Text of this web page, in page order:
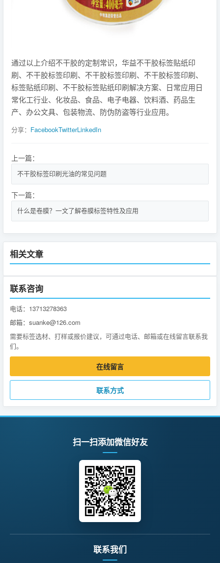
通过以上介绍不干胶的定制常识，华益不干胶标签贴纸印
刷、不干胶标签印刷、不干胶标签印刷、不干胶标签印刷、
标签贴纸印刷、不干胶标签贴纸印刷解决方案、日常应用日
常化工行业、化妆品、食品、电子电器、饮料酒、药品生
产、办公文具、包装物流、防伪防盗等行业应用。
分享： FacebookTwitterLinkedIn
上一篇：
不干胶标签印刷光油的常见问题
下一篇：
什么是卷膜？一文了解卷膜标签特性及应用
相关文章
联系咨询
电话：13713278363
邮箱：suanke@126.com
需要标签选材、打样或报价建议，可通过电话、邮箱或在线留言联系我
们。
在线留言
联系方式
扫一扫添加微信好友
联系我们